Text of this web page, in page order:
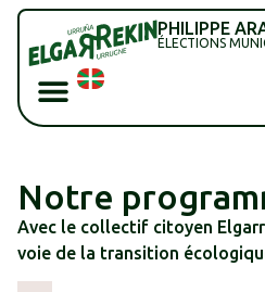
PHILIPPE
ÉLECTIONS
Notre
Avec le collectif citoyen
voie de la transition